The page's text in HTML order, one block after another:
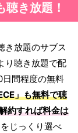
聴き放題！
き放題のサブス
り聴き放題で配
間程度の無料
」も無料で聴
約すれば料金は
じっくり選べ